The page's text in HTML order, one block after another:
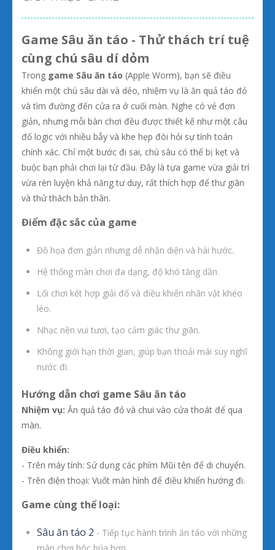
Game Sâu ăn táo - Thử thách trí tuệ
cùng chú sâu dí dỏm
Trong game Sâu ăn táo (Apple Worm), bạn sẽ điều
khiển một chú sâu dài và dẻo, nhiệm vụ là ăn quả táo đỏ
và tìm đường đến cửa ra ở cuối màn. Nghe có vẻ đơn
giản, nhưng mỗi bàn chơi đều được thiết kế như một câu
đố logic với nhiều bẫy và khe hẹp đòi hỏi sự tính toán
chính xác. Chỉ một bước đi sai, chú sâu có thể bị kẹt và
buộc bạn phải chơi lại từ đầu. Đây là tựa game vừa giải trí
vừa rèn luyện khả năng tư duy, rất thích hợp để thư giãn
và thử thách bản thân.
Điểm đặc sắc của game
Đồ họa đơn giản nhưng dễ nhận diện và hài hước.
Hệ thống màn chơi đa dạng, độ khó tăng dần.
Lối chơi kết hợp giải đố và điều khiển nhân vật khéo
léo.
Nhạc nền vui tươi, tạo cảm giác thư giãn.
Không giới hạn thời gian, giúp bạn thoải mái suy nghĩ
nước đi.
Hướng dẫn chơi game Sâu ăn táo
Nhiệm vụ: Ăn quả táo đỏ và chui vào cửa thoát để qua
màn.
Điều khiển:
- Trên máy tính: Sử dụng các phím Mũi tên để di chuyển.
- Trên điện thoại: Vuốt màn hình để điều khiển hướng đi.
Game cùng thể loại:
Sâu ăn táo 2 - Tiếp tục hành trình ăn táo với những